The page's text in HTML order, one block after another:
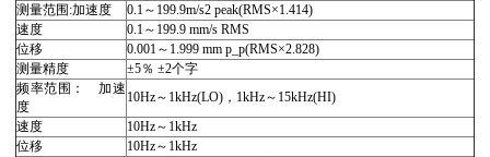
测量范围:加速度
0.1～199.9m/s2 peak(RMS×1.414)
速度
0.1～199.9 mm/s RMS
位移
0.001～1.999 mm p_p(RMS×2.828)
测量精度
±5％ ±2个字
频率范围： 加速
度
10Hz～1kHz(LO)，1kHz～15kHz(HI)
速度
10Hz～1kHz
位移
10Hz～1kHz